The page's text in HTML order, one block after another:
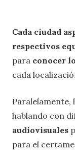
Cada ciudad
respectivos
para conocer
cada
Paralelamente,
hablando con
audiovisuales
para el